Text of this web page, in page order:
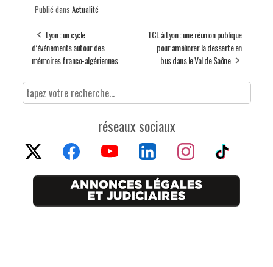
Publié dans Actualité
Lyon : un cycle
d’événements autour des
mémoires franco-algériennes
TCL à Lyon : une réunion publique
pour améliorer la desserte en
bus dans le Val de Saône
réseaux sociaux